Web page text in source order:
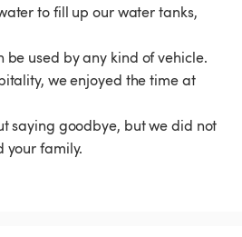
to fill up our water tanks,
be used by any kind of vehicle.
we enjoyed the time at
saying goodbye, but we did not
your family.